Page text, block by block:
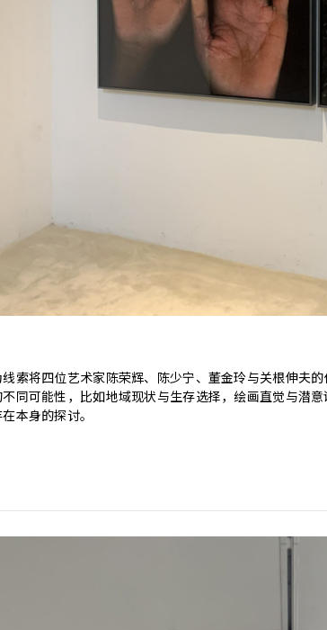
索将四位艺术家陈荣辉、陈少宁、董金玲与关根伸夫
同可能性，比如地域现状与生存选择，绘画直觉与潜
本身的探讨。